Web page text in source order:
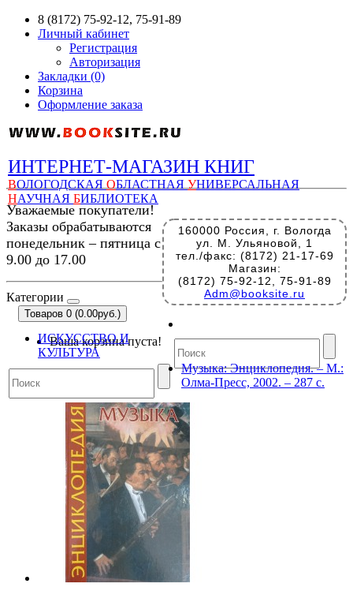
8 (8172) 75-92-12, 75-91-89
Личный кабинет
Регистрация
Авторизация
Закладки (0)
Корзина
Оформление заказа
ИНТЕРНЕТ-МАГАЗИН КНИГ
ВОЛОГОДСКАЯ ОБЛАСТНАЯ УНИВЕРСАЛЬНАЯ
НАУЧНАЯ БИБЛИОТЕКА
160000 Россия, г. Вологда
ул. М. Ульяновой, 1
тел./факс: (8172) 21-17-69
Магазин:
(8172) 75-92-12, 75-91-89
Adm@booksite.ru
Уважаемые покупатели!
Заказы обрабатываются
понедельник – пятница с
9.00 до 17.00
Категории
Товаров 0 (0.00руб.)
Ваша корзина пуста!
ИСКУССТВО И
КУЛЬТУРА
Музыка: Энциклопедия. – М.:
Олма-Пресс, 2002. – 287 с.